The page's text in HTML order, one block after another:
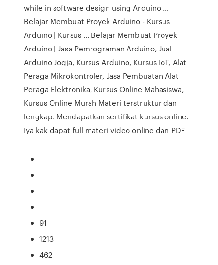
while in software design using Arduino …
Belajar Membuat Proyek Arduino - Kursus
Arduino | Kursus ... Belajar Membuat Proyek
Arduino | Jasa Pemrograman Arduino, Jual
Arduino Jogja, Kursus Arduino, Kursus IoT, Alat
Peraga Mikrokontroler, Jasa Pembuatan Alat
Peraga Elektronika, Kursus Online Mahasiswa,
Kursus Online Murah Materi terstruktur dan
lengkap. Mendapatkan sertifikat kursus online.
Iya kak dapat full materi video online dan PDF
91
1213
462